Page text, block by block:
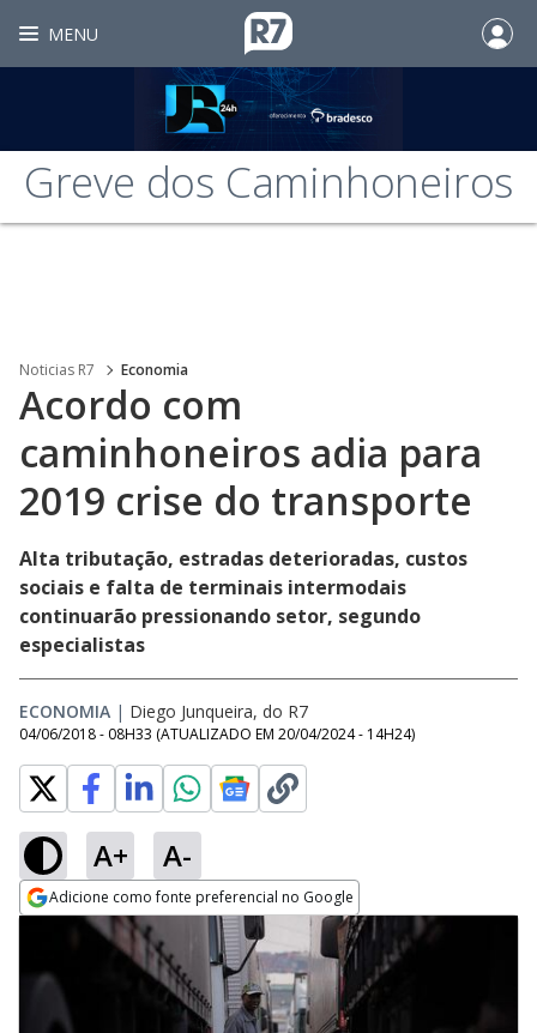
MENU
Greve dos Caminhoneiros
Noticias R7 Economia
Acordo com
caminhoneiros adia para
2019 crise do transporte
Alta tributação, estradas deterioradas, custos
sociais e falta de terminais intermodais
continuarão pressionando setor, segundo
especialistas
ECONOMIA | Diego Junqueira, do R7
04/06/2018 - 08H33 (ATUALIZADO EM 20/04/2024 - 14H24)
A+ A-
Adicione como fonte preferencial no Google
Opens in new window